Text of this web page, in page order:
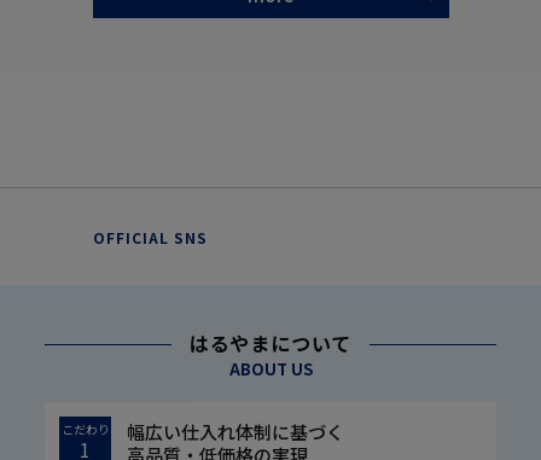
OFFICIAL SNS
はるやまについて
ABOUT US
こだわり
1
幅広い仕入れ体制に基づく
高品質・低価格の実現